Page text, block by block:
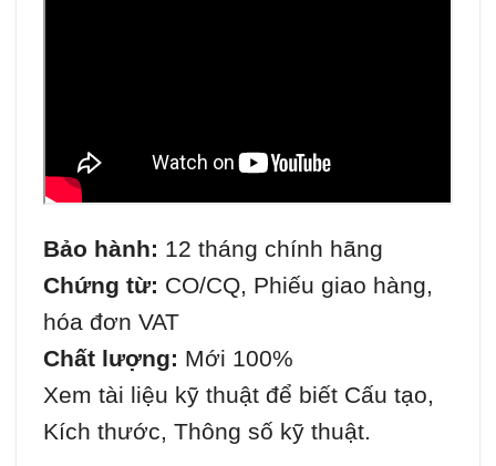
Bảo hành: 12 tháng chính hãng
Chứng từ: CO/CQ, Phiếu giao hàng,
hóa đơn VAT
Chất lượng: Mới 100%
Xem tài liệu kỹ thuật để biết Cấu tạo,
Kích thước, Thông số kỹ thuật.